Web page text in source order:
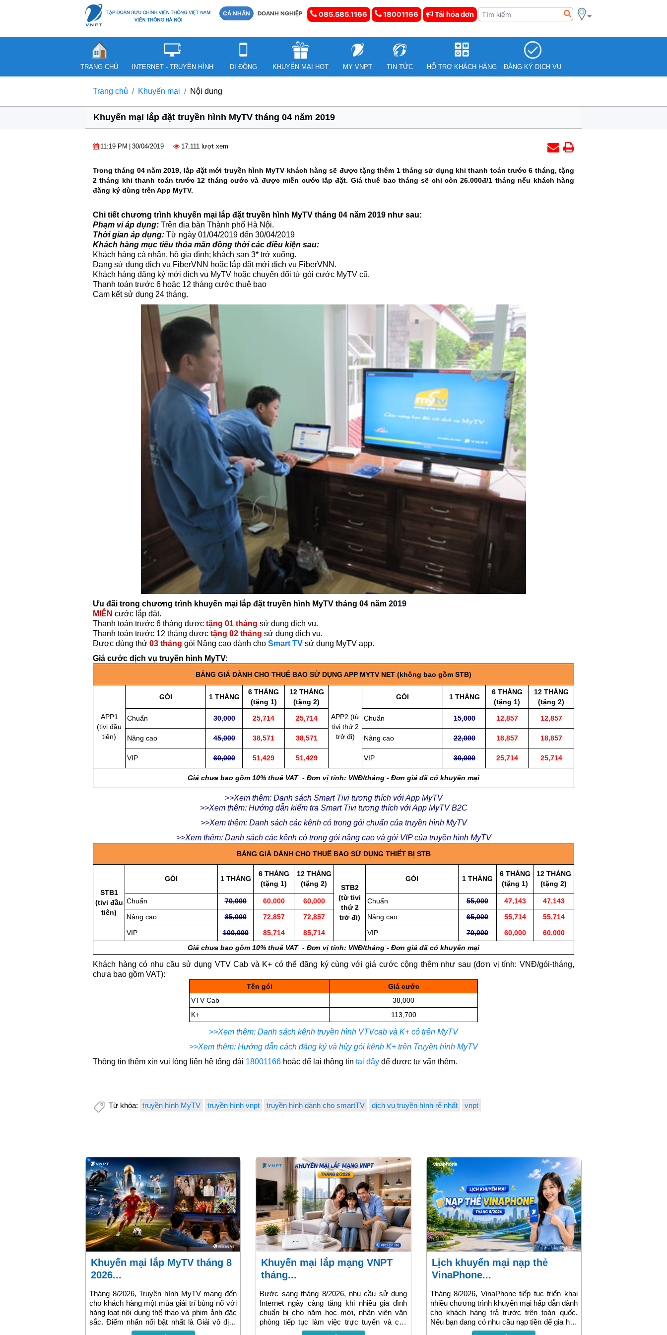
CÁ NHÂN DOANH NGHIỆP 085.585.1166 18001166 Tải hóa đơn
TRANG CHỦ INTERNET - TRUYỀN HÌNH DI ĐỘNG KHUYẾN MẠI HOT MY VNPT TIN TỨC HỖ TRỢ KHÁCH HÀNG ĐĂNG KÝ DỊCH VỤ
Trang chủ Khuyến mại Nội dung
Khuyến mại lắp đặt truyền hình MyTV tháng 04 năm 2019
11:19 PM 30/04/2019 17,111 lượt xem
Trong tháng 04 năm 2019, lắp đặt mới truyền hình MyTV khách hàng sẽ được tặng thêm 1 tháng sử dụng khi thanh toán trước 6 tháng, tặng
2 tháng khi thanh toán trước 12 tháng cước và được miễn cước lắp đặt. Giá thuê bao tháng sẽ chỉ còn 26.000đ/1 tháng nếu khách hàng
đăng ký dùng trên App MyTV.
Chi tiết chương trình khuyến mại lắp đặt truyền hình MyTV tháng 04 năm 2019 như sau:
Phạm vi áp dụng: Trên địa bàn Thành phố Hà Nội.
Thời gian áp dụng: Từ ngày 01/04/2019 đến 30/04/2019
Khách hàng mục tiêu thỏa mãn đồng thời các điều kiện sau:
Khách hàng cá nhân, hộ gia đình; khách sạn 3* trở xuống.
Đang sử dụng dịch vụ FiberVNN hoặc lắp đặt mới dịch vụ FiberVNN.
Khách hàng đăng ký mới dịch vụ MyTV hoặc chuyển đổi từ gói cước MyTV cũ.
Thanh toán trước 6 hoặc 12 tháng cước thuê bao
Cam kết sử dụng 24 tháng.
Ưu đãi trong chương trình khuyến mại lắp đặt truyền hình MyTV tháng 04 năm 2019
MIỄN cước lắp đặt.
Thanh toán trước 6 tháng được tặng 01 tháng sử dụng dịch vụ.
Thanh toán trước 12 tháng được tặng 02 tháng sử dụng dịch vụ.
Được dùng thử 03 tháng gói Nâng cao dành cho Smart TV sử dụng MyTV app.
Giá cước dịch vụ truyền hình MyTV:
BẢNG GIÁ DÀNH CHO THUÊ BAO SỬ DỤNG APP MYTV NET (không bao gồm STB)
APP1
(tivi đầu
tiên)
GÓI 1 THÁNG
6 THÁNG
(tặng 1)
12 THÁNG
(tặng 2)
APP2 (từ
tivi thứ 2
trở đi)
GÓI 1 THÁNG
6 THÁNG
(tặng 1)
12 THÁNG
(tặng 2)
Chuẩn 30,000 25,714 25,714 Chuẩn 15,000 12,857 12,857
Nâng cao 45,000 38,571 38,571 Nâng cao 22,000 18,857 18,857
VIP 60,000 51,429 51,429 VIP 30,000 25,714 25,714
Giá chưa bao gồm 10% thuế VAT - Đơn vị tính: VNĐ/tháng - Đơn giá đã có khuyến mại
>>Xem thêm: Danh sách Smart Tivi tương thích với App MyTV
>>Xem thêm: Hướng dẫn kiểm tra Smart Tivi tương thích với App MyTV B2C
>>Xem thêm: Danh sách các kênh có trong gói chuẩn của truyền hình MyTV
>>Xem thêm: Danh sách các kênh có trong gói nâng cao và gói VIP của truyền hình MyTV
BẢNG GIÁ DÀNH CHO THUÊ BAO SỬ DỤNG THIẾT BỊ STB
STB1
(tivi đầu
tiên)
GÓI 1 THÁNG
6 THÁNG
(tặng 1)
12 THÁNG
(tặng 2)
STB2
(từ tivi
thứ 2
trở đi)
GÓI 1 THÁNG
6 THÁNG
(tặng 1)
12 THÁNG
(tặng 2)
Chuẩn 70,000 60,000 60,000 Chuẩn 55,000 47,143
47,143
Nâng cao
85,000 72,857 72,857 Nâng cao 65,000 55,714
55,714
VIP
100,000 85,714 85,714 VIP 70,000 60,000
60,000
Giá chưa bao gồm 10% thuế VAT - Đơn vị tính: VNĐ/tháng - Đơn giá đã có khuyến mại
Khách hàng có nhu cầu sử dụng VTV Cab và K+ có thể đăng ký cùng với giá cước cộng thêm như sau (đơn vị tính: VNĐ/gói-tháng,
chưa bao gồm VAT):
Tên gói
Giá cước
VTV Cab
38,000
K+
113,700
>>Xem thêm: Danh sách kênh truyền hình VTVcab và K+ có trên MyTV
>>Xem thêm: Hướng dẫn cách đăng ký và hủy gói kênh K+ trên Truyền hình MyTV
Thông tin thêm xin vui lòng liên hệ tổng đài 18001166 hoặc để lại thông tin tại đây để được tư vấn thêm.
Từ khóa: truyền hình MyTV truyền hình vnpt truyền hình dành cho smartTV dịch vụ truyền hình rẻ nhất vnpt
Khuyến mại lắp MyTV tháng 8
2026...
Tháng 8/2026, Truyền hình MyTV mang đến
cho khách hàng một mùa giải trí bùng nổ với
hàng loạt nội dung thể thao và phim ảnh đặc
sắc. Điểm nhấn nổi bật nhất là Giải vô địch
bóng đá Đông Nam Á ASEAN Hyundai Cup
Khuyến mại lắp mạng VNPT
tháng...
Bước sang tháng 8/2026, nhu cầu sử dụng
Internet ngày càng tăng khi nhiều gia đình
chuẩn bị cho năm học mới, nhân viên văn
phòng tiếp tục làm việc trực tuyến và các
thiết bị thông minh trong gia đình trở nên phổ
Lịch khuyến mại nạp thẻ
VinaPhone...
Tháng 8/2026, VinaPhone tiếp tục triển khai
nhiều chương trình khuyến mại hấp dẫn dành
cho khách hàng trả trước trên toàn quốc.
Nếu bạn đang có nhu cầu nạp tiền để gia hạn
gói cước, đăng ký data, gọi thoại hay tích lũy